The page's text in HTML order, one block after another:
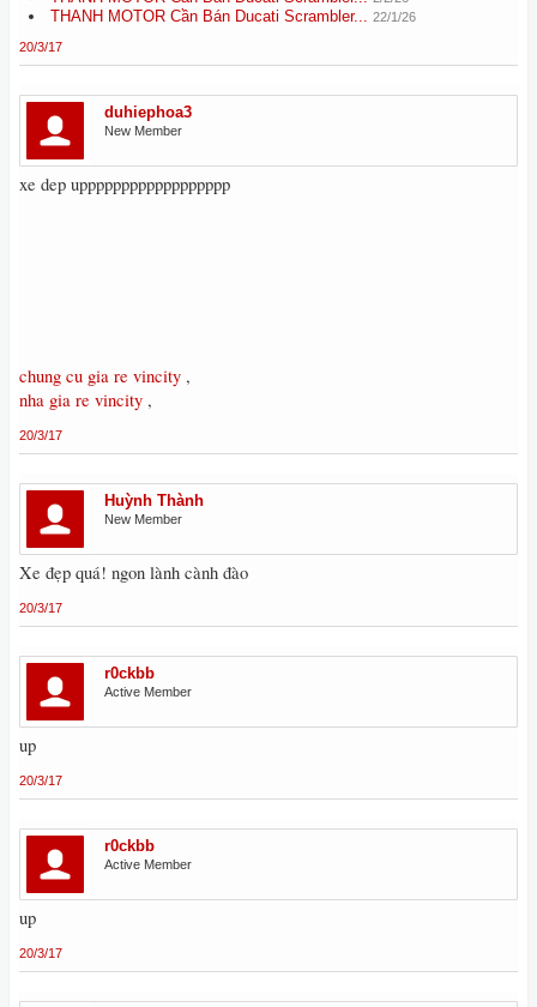
THANH MOTOR Cần Bán Ducati Scrambler... 22/1/26
20/3/17
duhiephoa3
New Member
xe dep upppppppppppppppppp
chung cu gia re vincity ,
nha gia re vincity ,
20/3/17
Huỳnh Thành
New Member
Xe đẹp quá! ngon lành cành đào
20/3/17
r0ckbb
Active Member
up
20/3/17
r0ckbb
Active Member
up
20/3/17